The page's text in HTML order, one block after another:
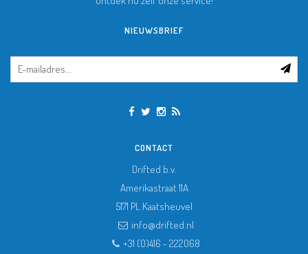
NIEUWSBRIEF
CONTACT
Drifted b.v.
Amerikastraat 11A
5171 PL Kaatsheuvel
info@drifted.nl
+31 (0)416 - 222068